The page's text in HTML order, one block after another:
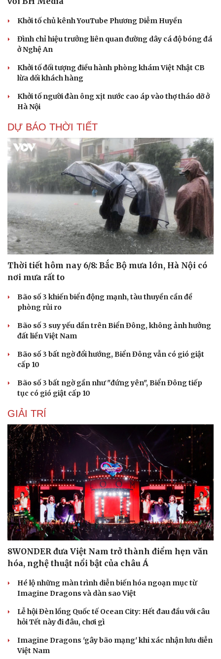
Văn hóa
Sân khấu - Điện ảnh
Văn học
Âm nhạc
Di sản
Giải trí
Nghệ sĩ
Thời trang
Sao Việt
Du lịch
Tư vấn
Săn Tour
check-in
Podcast
Câu chuyện thời sự
Đọc truyện đêm khuya
Cửa sổ tình yêu
Kể chuyện cho bé
Hạt giống tâm hồn
Khởi tố chủ kênh YouTube Phương Diễm Huyền
Đình chỉ hiệu trưởng liên quan đường dây cá độ bóng đá
ở Nghệ An
Khởi tố đối tượng điều hành phòng khám Việt Nhật CB
lừa dối khách hàng
Khởi tố người đàn ông xịt nước cao áp vào thợ tháo dỡ ở
Hà Nội
DỰ BÁO THỜI TIẾT
Thời tiết hôm nay 6/8: Bắc Bộ mưa lớn, Hà Nội có
nơi mưa rất to
Bão số 3 khiến biển động mạnh, tàu thuyền cần đề
phòng rủi ro
Bão số 3 suy yếu dần trên Biển Đông, không ảnh hưởng
đất liền Việt Nam
Bão số 3 bất ngờ đổi hướng, Biển Đông vẫn có gió giật
cấp 10
Bão số 3 bất ngờ gần như "đứng yên", Biển Đông tiếp
tục có gió giật cấp 10
GIẢI TRÍ
8WONDER đưa Việt Nam trở thành điểm hẹn văn
hóa, nghệ thuật nổi bật của châu Á
Hé lộ những màn trình diễn biến hóa ngoạn mục từ
Imagine Dragons và dàn sao Việt
Lễ hội Đèn lồng Quốc tế Ocean City: Hết đau đầu với câu
hỏi Tết này đi đâu, chơi gì
Imagine Dragons 'gây bão mạng' khi xác nhận lưu diễn
Việt Nam